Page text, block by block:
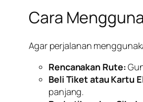
Cara
Agar perjalanan
Rencanakan Rute:
Beli Tiket atau Kartu
panjang.